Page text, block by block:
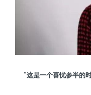
”这是一个喜忧参半的